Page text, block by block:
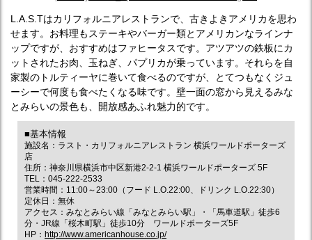
L.A.S.Tはカリフォルニアレストランで、古きよきアメリカを思わ
せます。お料理もステーキやバーガー類とアメリカンなラインナ
ップですが、おすすめはファヒータスです。アツアツの鉄板にカ
ットされたお肉、玉ねぎ、パプリカが乗っています。それらを自
家製のトルティーヤに巻いて食べるのですが、とてつもなくジュ
ーシーで何度も食べたくなる味です。壁一面の窓から見えるみな
とみらいの景色も、開放感あふれ魅力的です。
■基本情報
施設名：ラスト・カリフォルニアレストラン 横浜ワールドポーターズ
店
住所：神奈川県横浜市中区新港2-2-1 横浜ワールドポーターズ 5F
TEL：045-222-2533
営業時間：11:00～23:00（フード L.O.22:00、ドリンク L.O.22:30）
定休日：無休
アクセス：みなとみらい線「みなとみらい駅」・「馬車道駅」徒歩6
分・JR線「桜木町駅」徒歩10分 ワールドポーターズ5F
HP： http://www.americanhouse.co.jp/